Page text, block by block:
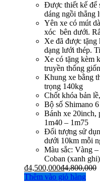
Được thiết kế để
dáng ngồi thẳng
Yên xe có mút
xóc bên dưới.
Xe đã được tặng
dạng lưới thép.
Xe có tặng kèm
truyền thống
Khung xe bằng
trọng 140kg
Chốt khóa bản
Bộ số Shimano
Bánh xe 20inch,
1m40 – 1m75
Đối tượng sử
dưới 10km mỗi
Màu sắc: Vàng
Coban (xanh ghi)
₫4,500,000₫4,800,000
Thêm vào giỏ hàng